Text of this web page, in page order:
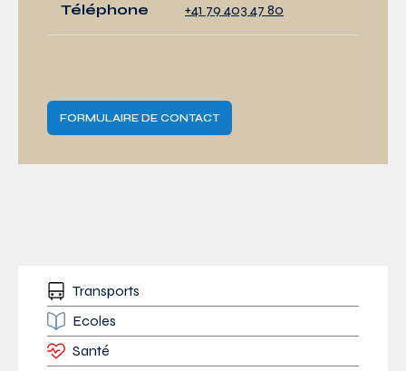
Téléphone +41 79 403 47 80
FORMULAIRE DE CONTACT
Transports
Ecoles
Santé